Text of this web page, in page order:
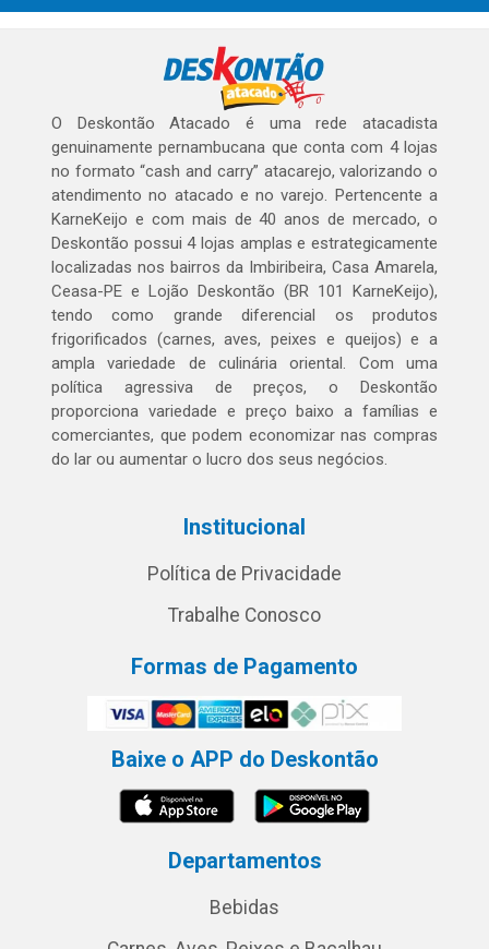
O Deskontão Atacado é uma rede atacadista
genuinamente pernambucana que conta com 4 lojas
no formato “cash and carry” atacarejo, valorizando o
atendimento no atacado e no varejo. Pertencente a
KarneKeijo e com mais de 40 anos de mercado, o
Deskontão possui 4 lojas amplas e estrategicamente
localizadas nos bairros da Imbiribeira, Casa Amarela,
Ceasa-PE e Lojão Deskontão (BR 101 KarneKeijo),
tendo como grande diferencial os produtos
frigorificados (carnes, aves, peixes e queijos) e a
ampla variedade de culinária oriental. Com uma
política agressiva de preços, o Deskontão
proporciona variedade e preço baixo a famílias e
comerciantes, que podem economizar nas compras
do lar ou aumentar o lucro dos seus negócios.
Institucional
Política de Privacidade
Trabalhe Conosco
Formas de Pagamento
Baixe o APP do Deskontão
Departamentos
Bebidas